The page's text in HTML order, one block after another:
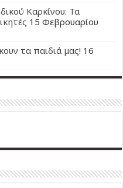
Καρκίνου: Τα
15 Φεβρουαρίου
τα παιδιά μας! 16